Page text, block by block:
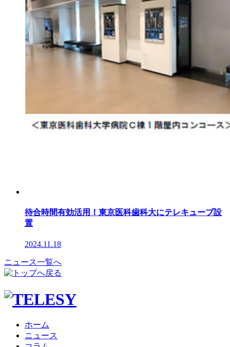
待合時間有効活用！東京医科歯科大にテレキューブ設
置
2024.11.18
ニュース一覧へ
ホーム
ニュース